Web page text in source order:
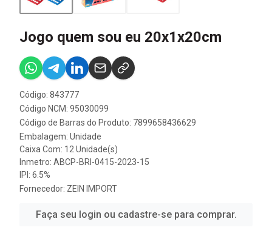
Jogo quem sou eu 20x1x20cm
Código: 843777
Código NCM: 95030099
Código de Barras do Produto: 7899658436629
Embalagem: Unidade
Caixa Com: 12 Unidade(s)
Inmetro: ABCP-BRI-0415-2023-15
IPI: 6.5%
Fornecedor: ZEIN IMPORT
Faça seu login ou cadastre-se para comprar.